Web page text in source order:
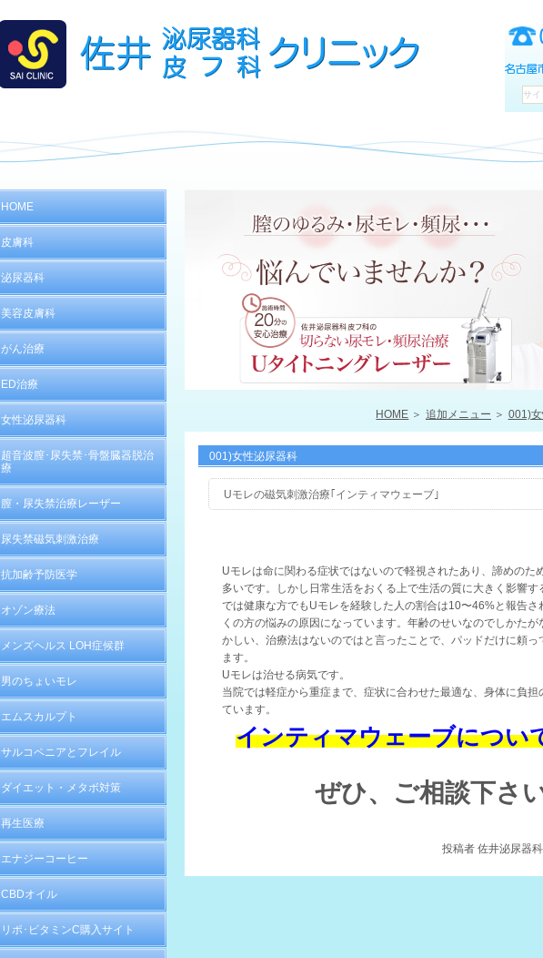
HOME 追加メニュー 001)女
001)女性泌尿器科
Uモレの磁気刺激治療｢インティマウェーブ｣
Uモレは命に関わる症状ではないので軽視されたあり、諦めのた
多いです。しかし日常生活をおくる上で生活の質に大きく影響す
では健康な方でもUモレを経験した人の割合は10〜46%と報告さ
くの方の悩みの原因になっています。年齢のせいなのでしかた
かしい、治療法はないのではと言ったことで、パッドだけに頼
ます。
Uモレは治せる病気です。
当院では軽症から重症まで、症状に合わせた最適な、身体に負担
ています。
インティマウェーブについ
ぜひ、ご相談下さい
投稿者 佐井泌尿器
HOME
皮膚科
泌尿器科
美容皮膚科
がん治療
ED治療
女性泌尿器科
超音波膣･尿失禁･骨盤臓器脱治
療
膣・尿失禁治療レーザー
尿失禁磁気刺激治療
抗加齢予防医学
オゾン療法
メンズヘルス LOH症候群
男のちょいモレ
エムスカルプト
サルコペニアとフレイル
ダイエット・メタボ対策
再生医療
エナジーコーヒー
CBDオイル
リポ･ビタミンC購入サイト